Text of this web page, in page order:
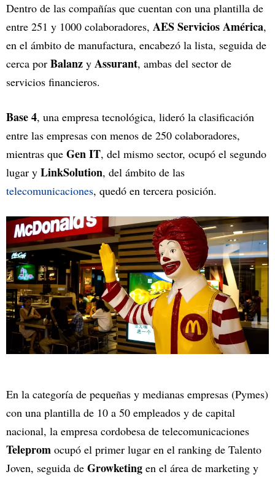
Dentro de las compañías que cuentan con una plantilla de
entre 251 y 1000 colaboradores, AES Servicios América,
en el ámbito de manufactura, encabezó la lista, seguida de
cerca por Balanz y Assurant, ambas del sector de
servicios financieros.
Base 4, una empresa tecnológica, lideró la clasificación
entre las empresas con menos de 250 colaboradores,
mientras que Gen IT, del mismo sector, ocupó el segundo
lugar y LinkSolution, del ámbito de las
telecomunicaciones, quedó en tercera posición.
En la categoría de pequeñas y medianas empresas (Pymes)
con una plantilla de 10 a 50 empleados y de capital
nacional, la empresa cordobesa de telecomunicaciones
Teleprom ocupó el primer lugar en el ranking de Talento
Joven, seguida de Growketing en el área de marketing y